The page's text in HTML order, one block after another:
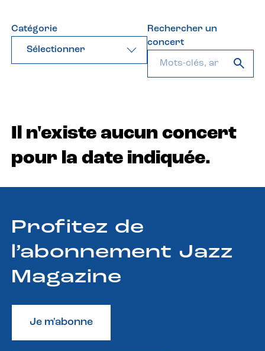
Catégorie
Sélectionner
Rechercher un
concert
Il n'existe aucun concert
pour la date indiquée.
Profitez de
l’abonnement Jazz
Magazine
Je m'abonne